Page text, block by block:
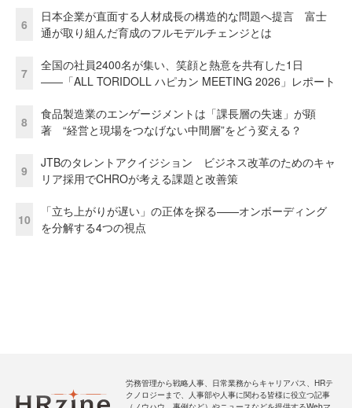
6
日本企業が直面する人材成長の構造的な問題へ提言 富士
通が取り組んだ育成のフルモデルチェンジとは
7
全国の社員2400名が集い、笑顔と熱意を共有した1日
――「ALL TORIDOLL ハピカン MEETING 2026」レポート
8
食品製造業のエンゲージメントは「課長層の失速」が顕
著 “経営と現場をつなげない中間層”をどう変える？
9
JTBのタレントアクイジション ビジネス改革のためのキャ
リア採用でCHROが考える課題と改善策
10
「立ち上がりが遅い」の正体を探る——オンボーディング
を分解する4つの視点
労務管理から戦略人事、日常業務からキャリアパス、HRテ
クノロジーまで、人事部や人事に関わる皆様に役立つ記事